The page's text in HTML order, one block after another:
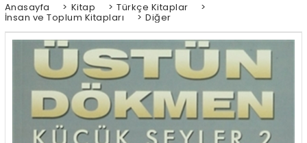
Anasayfa > Kitap > Türkçe Kitaplar >
İnsan ve Toplum Kitapları > Diğer